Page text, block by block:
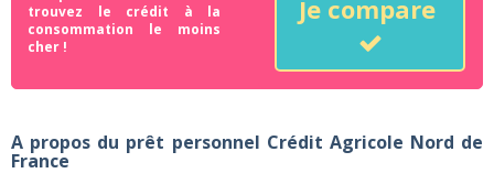
trouvez le crédit à la
consommation le moins
cher !
Je compare
A propos du prêt personnel Crédit Agricole Nord de
France